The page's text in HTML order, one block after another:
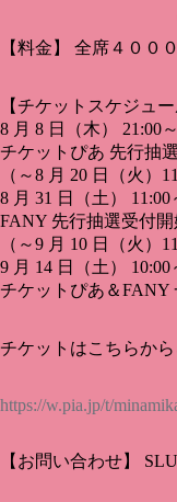
【料金】 全席４００
【チケットスケジュー
8 月 8 日（木） 21:00
チケットぴあ 先行抽
（～8 月 20 日（火）
8 月 31 日（土） 11:00
FANY 先行抽選受付開
（～9 月 10 日（火）
9 月 14 日（土） 10:00
チケットぴあ＆FANY
チケットはこちらから
https://w.pia.jp/t/
【お問い合わせ】